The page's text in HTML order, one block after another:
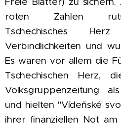
roten Zahlen
Tschechisches
Verbindlichkeiten und
Es waren vor allem die
Tschechischen Herz,
Volksgruppenzeitung
und hielten "Vídeňské
ihrer finanziellen Not